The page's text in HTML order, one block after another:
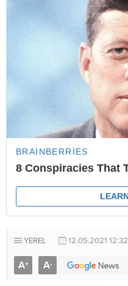
YEREL 12.05.2021 12:32
A+ A-